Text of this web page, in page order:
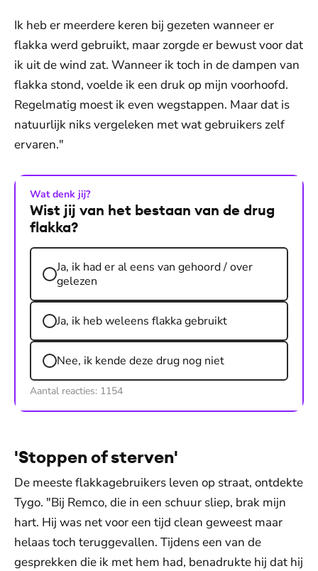
Ik heb er meerdere keren bij gezeten wanneer er
flakka werd gebruikt, maar zorgde er bewust voor dat
ik uit de wind zat. Wanneer ik toch in de dampen van
flakka stond, voelde ik een druk op mijn voorhoofd.
Regelmatig moest ik even wegstappen. Maar dat is
natuurlijk niks vergeleken met wat gebruikers zelf
ervaren."
Wat denk jij?
Wist jij van het bestaan van de drug
flakka?
Ja, ik had er al eens van gehoord / over
gelezen
Ja, ik heb weleens flakka gebruikt
Nee, ik kende deze drug nog niet
Aantal reacties: 1154
'Stoppen of sterven'
De meeste flakkagebruikers leven op straat, ontdekte
Tygo. "Bij Remco, die in een schuur sliep, brak mijn
hart. Hij was net voor een tijd clean geweest maar
helaas toch teruggevallen. Tijdens een van de
gesprekken die ik met hem had, benadrukte hij dat hij